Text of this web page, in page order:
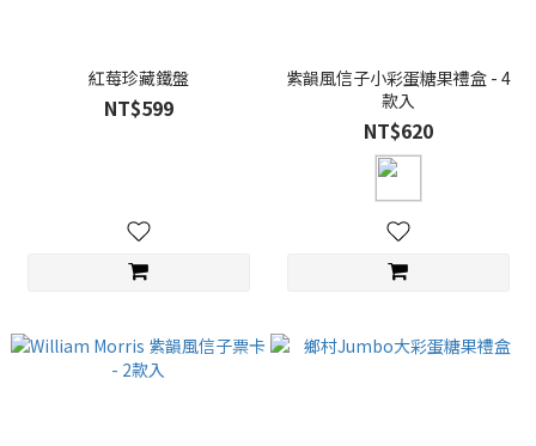
紅莓珍藏鐵盤
NT$599
紫韻風信子小彩蛋糖果禮盒 - 4
款入
NT$620